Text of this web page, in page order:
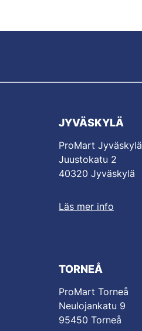
JYVÄSKYLÄ
ProMart Jyväskylä
Juustokatu 2
40320 Jyväskylä
Läs mer info
TORNEÅ
ProMart Torneå
Neulojankatu 9
95450 Torneå